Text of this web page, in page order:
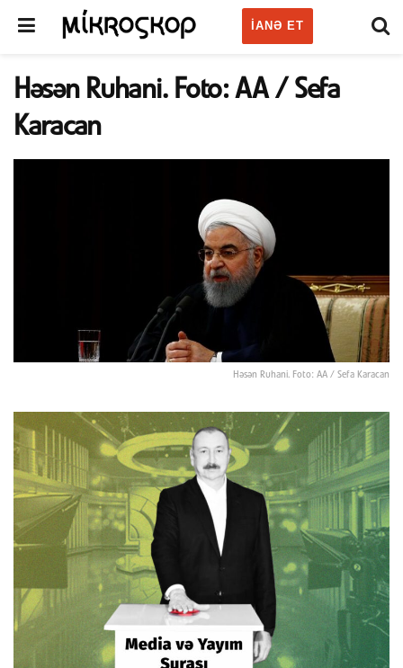
IANƏ ET
Həsən Ruhani. Foto: AA / Sefa
Karacan
Həsən Ruhani. Foto: AA / Sefa Karacan